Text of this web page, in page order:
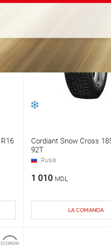
Cordiant Snow Cross
92T
Rusia
1 010 MDL
LA COMANDA